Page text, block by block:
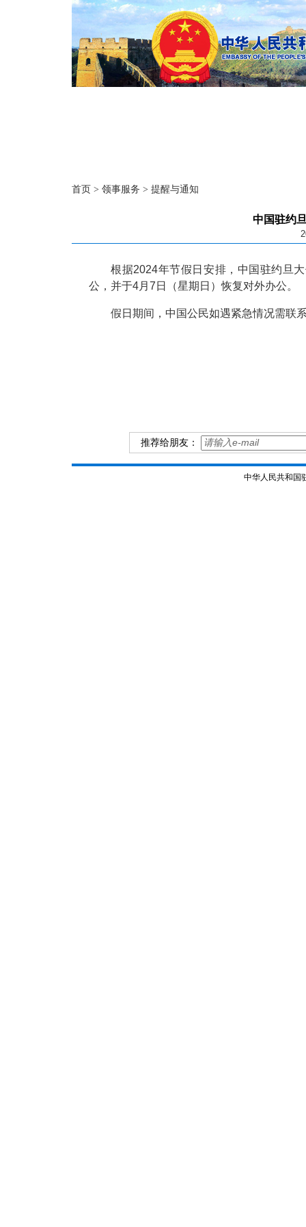
首页 > 领事服务 > 提醒与通知
中国驻约
根据2024年节假日安排，中国驻约旦
公，并于4月7日（星期日）恢复对外办公。
假日期间，中国公民如遇紧急情况需联
推荐给朋友：
中华人民共和国